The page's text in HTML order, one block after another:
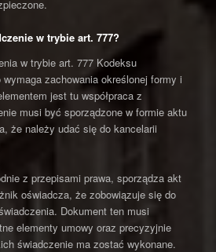
w trybie art. 777?
w trybie art. 777 Kodeksu
zachowania określonej formy i
jest tu współpraca z
musi być sporządzone w formie aktu
że należy udać się do kancelarii
z przepisami prawa, sporządza akt
oświadcza, że zobowiązuje się do
Dokument ten musi
elementy umowy oraz precyzyjnie
świadczenie ma zostać wykonane.